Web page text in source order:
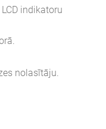
indikatoru
nolasītāju.